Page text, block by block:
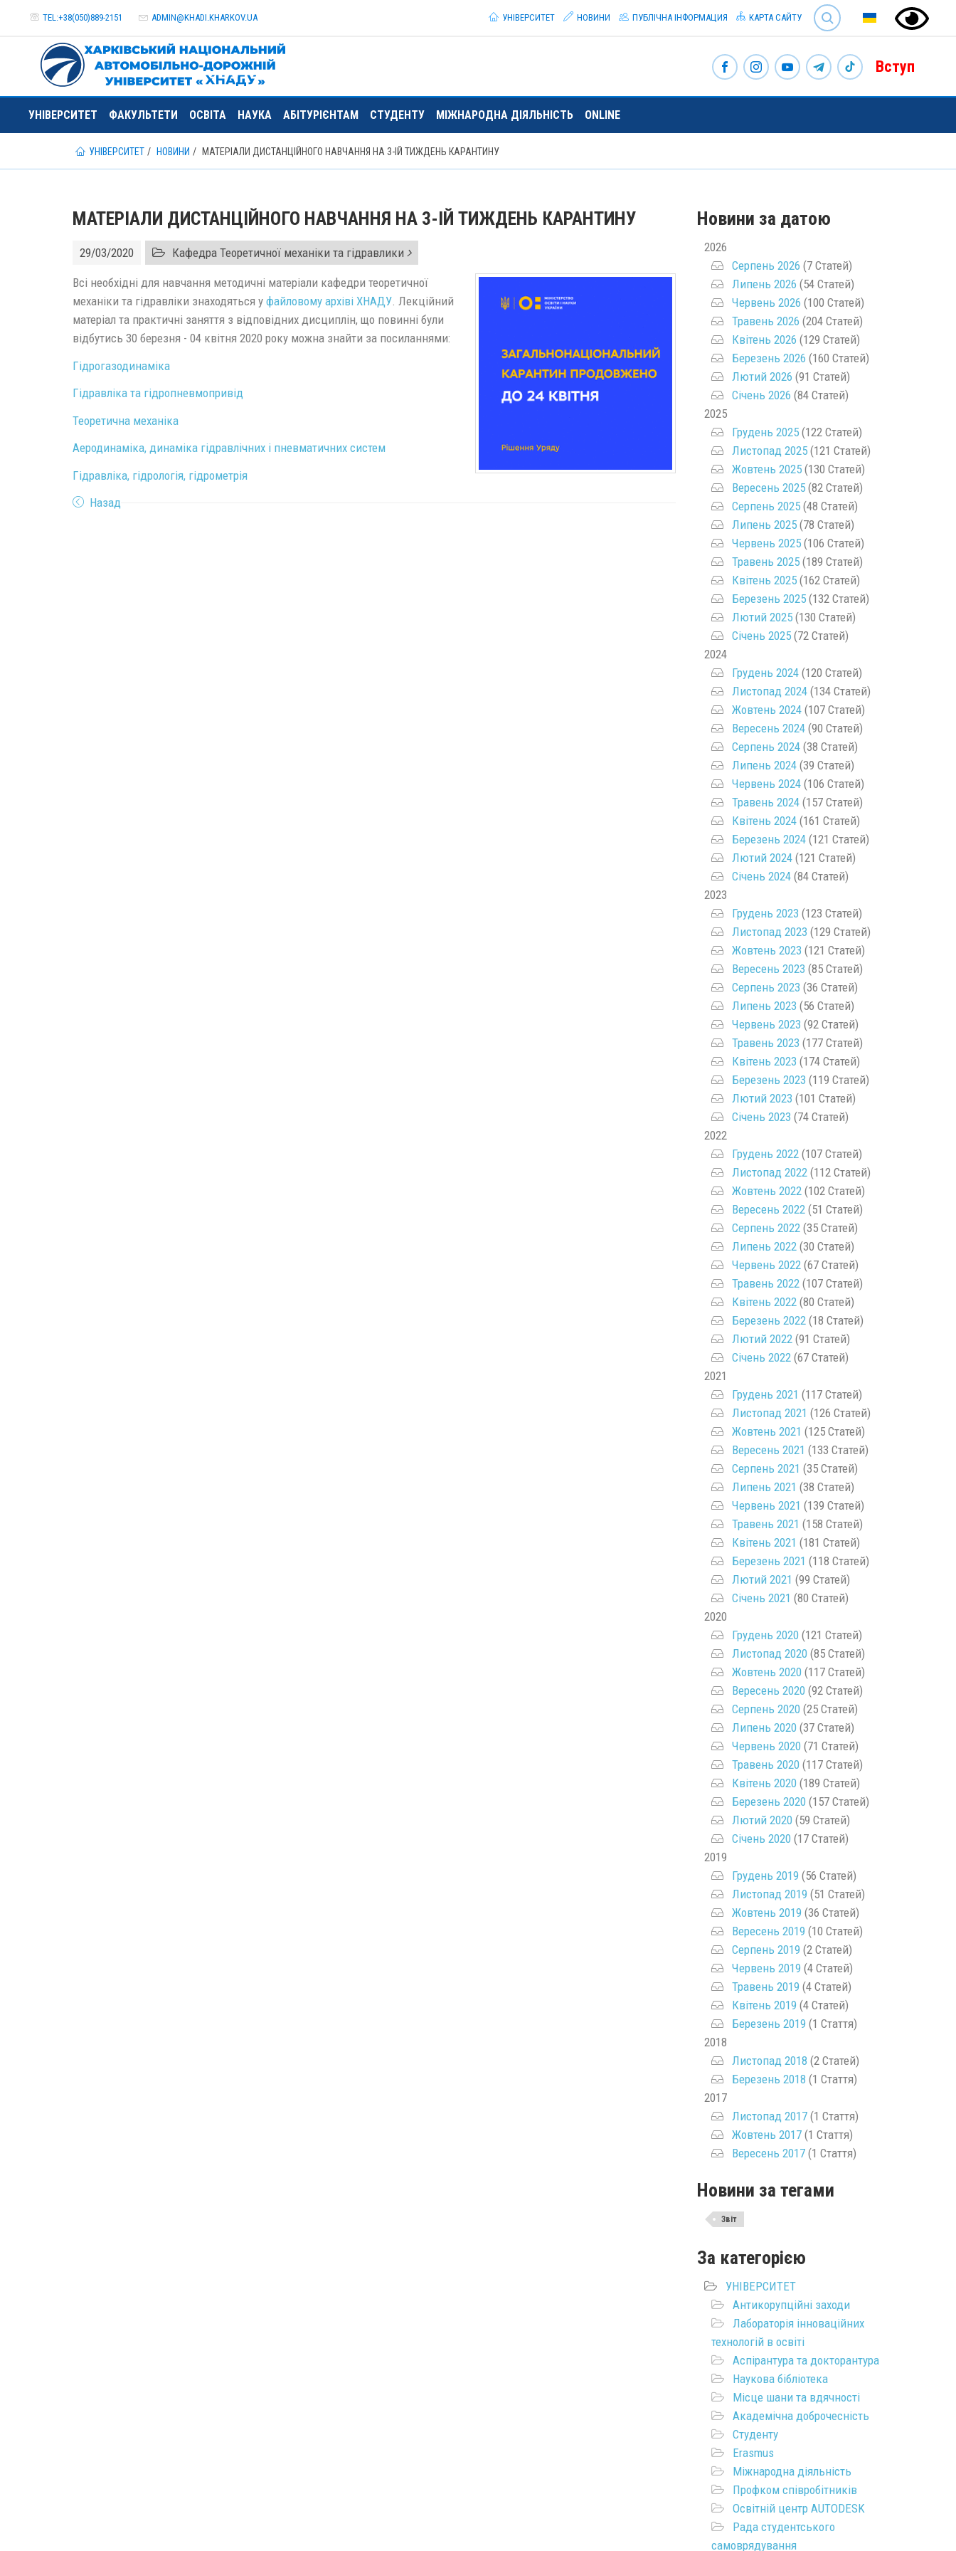
TEL:+38(050)889-2151 ADMIN@KHADI.KHARKOV.UA
SEARCH
УНІВЕРСИТЕТ
НОВИНИ ПУБЛІЧНА ІНФОРМАЦИЯ КАРТА САЙТУ
Вступ
УНІВЕРСИТЕТ ФАКУЛЬТЕТИ ОСВІТА НАУКА АБІТУРІЄНТАМ СТУДЕНТУ МІЖНАРОДНА ДІЯЛЬНІСТЬ ONLINE
УНІВЕРСИТЕТ НОВИНИ МАТЕРІАЛИ ДИСТАНЦІЙНОГО НАВЧАННЯ НА 3-ІЙ ТИЖДЕНЬ КАРАНТИНУ
МАТЕРІАЛИ ДИСТАНЦІЙНОГО НАВЧАННЯ НА 3-ІЙ ТИЖДЕНЬ КАРАНТИНУ
29/03/2020 Кафедра Теоретичної механіки та гідравлики
Всі необхідні для навчання методичні матеріали кафедри теоретичної
механіки та гідравліки знаходяться у файловому архіві ХНАДУ. Лекційний
матеріал та практичні заняття з відповідних дисциплін, що повинні були
відбутись 30 березня - 04 квітня 2020 року можна знайти за посиланнями:
Гідрогазодинаміка
Гідравліка та гідропневмопривід
Теоретична механіка
Аеродинаміка, динаміка гідравлічних і пневматичних систем
Гідравліка, гідрологія, гідрометрія
Назад
Новини за датою
2026
Серпень 2026 (7 Статей)
Липень 2026 (54 Статей)
Червень 2026 (100 Статей)
Травень 2026 (204 Статей)
Квітень 2026 (129 Статей)
Березень 2026 (160 Статей)
Лютий 2026 (91 Статей)
Січень 2026 (84 Статей)
2025
Грудень 2025(122 Статей)
Листопад 2025(121 Статей)
Жовтень 2025(130 Статей)
Вересень 2025(82 Статей)
Серпень 2025(48 Статей)
Липень 2025(78 Статей)
Червень 2025(106 Статей)
Травень 2025(189 Статей)
Квітень 2025(162 Статей)
Березень 2025(132 Статей)
Лютий 2025(130 Статей)
Січень 2025(72 Статей)
2024
Грудень 2024(120 Статей)
Листопад 2024(134 Статей)
Жовтень 2024(107 Статей)
Вересень 2024(90 Статей)
Серпень 2024(38 Статей)
Липень 2024(39 Статей)
Червень 2024(106 Статей)
Травень 2024(157 Статей)
Квітень 2024(161 Статей)
Березень 2024(121 Статей)
Лютий 2024(121 Статей)
Січень 2024(84 Статей)
2023
Грудень 2023 (123 Статей)
Листопад 2023 (129 Статей)
Жовтень 2023 (121 Статей)
Вересень 2023 (85 Статей)
Серпень 2023 (36 Статей)
Липень 2023 (56 Статей)
Червень 2023 (92 Статей)
Травень 2023 (177 Статей)
Квітень 2023 (174 Статей)
Березень 2023 (119 Статей)
Лютий 2023 (101 Статей)
Січень 2023 (74 Статей)
2022
Грудень 2022(107 Статей)
Листопад 2022(112 Статей)
Жовтень 2022(102 Статей)
Вересень 2022(51 Статей)
Серпень 2022(35 Статей)
Липень 2022(30 Статей)
Червень 2022(67 Статей)
Травень 2022(107 Статей)
Квітень 2022(80 Статей)
Березень 2022(18 Статей)
Лютий 2022(91 Статей)
Січень 2022(67 Статей)
2021
Грудень 2021 (117 Статей)
Листопад 2021 (126 Статей)
Жовтень 2021 (125 Статей)
Вересень 2021 (133 Статей)
Серпень 2021 (35 Статей)
Липень 2021 (38 Статей)
Червень 2021 (139 Статей)
Травень 2021 (158 Статей)
Квітень 2021 (181 Статей)
Березень 2021 (118 Статей)
Лютий 2021 (99 Статей)
Січень 2021 (80 Статей)
2020
Грудень 2020(121 Статей)
Листопад 2020(85 Статей)
Жовтень 2020(117 Статей)
Вересень 2020(92 Статей)
Серпень 2020(25 Статей)
Липень 2020(37 Статей)
Червень 2020(71 Статей)
Травень 2020(117 Статей)
Квітень 2020(189 Статей)
Березень 2020(157 Статей)
Лютий 2020(59 Статей)
Січень 2020(17 Статей)
2019
Грудень 2019 (56 Статей)
Листопад 2019 (51 Статей)
Жовтень 2019 (36 Статей)
Вересень 2019 (10 Статей)
Серпень 2019 (2 Статей)
Червень 2019 (4 Статей)
Травень 2019 (4 Статей)
Квітень 2019 (4 Статей)
Березень 2019 (1 Стаття)
2018
Листопад 2018 (2 Статей)
Березень 2018 (1 Стаття)
2017
Листопад 2017(1 Стаття)
Жовтень 2017(1 Стаття)
Вересень 2017(1 Стаття)
Новини за тегами
Звіт
За категорією
УНІВЕРСИТЕТ
Антикорупційні заходи
Лабораторія інноваційних
технологій в освіті
Аспірантура та докторантура
Наукова бібліотека
Місце шани та вдячності
Академічна доброчесність
Студенту
Erasmus
Міжнародна діяльність
Профком співробітників
Освітній центр AUTODESK
Рада студентського
самоврядування